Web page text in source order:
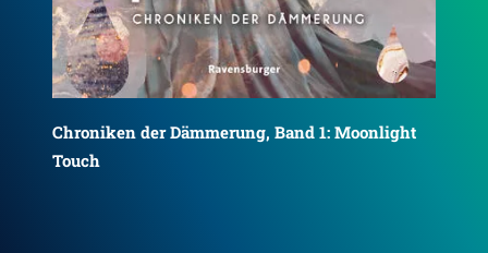
Chroniken der Dämmerung, Band 2: Midnight
Soul